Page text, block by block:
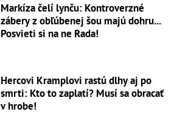
Markíza čelí lynču: Kontroverzné
zábery z obľúbenej šou majú dohru...
Posvieti si na ne Rada!
Hercovi Kramplovi rastú dlhy aj po
smrti: Kto to zaplatí? Musí sa obracať
v hrobe!